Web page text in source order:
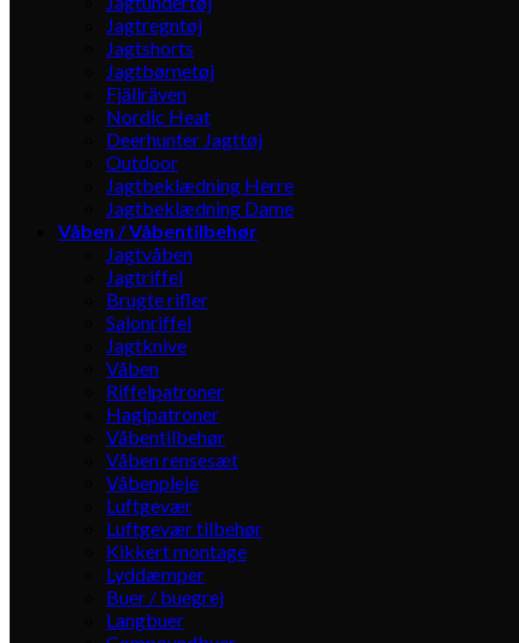
Jagtregntøj
Jagtshorts
Jagtbørnetøj
Fjällräven
Nordic Heat
Deerhunter Jagttøj
Outdoor
Jagtbeklædning Herre
Jagtbeklædning Dame
Våben / Våbentilbehør
Jagtvåben
Jagtriffel
Brugte rifler
Salonriffel
Jagtknive
Våben
Riffelpatroner
Haglpatroner
Våbentilbehør
Våben rensesæt
Våbenpleje
Luftgevær
Luftgevær tilbehør
Kikkert montage
Lyddæmper
Buer / buegrej
Langbuer